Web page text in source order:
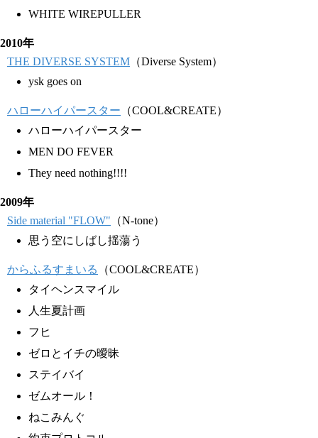
WHITE WIREPULLER
2010年
THE DIVERSE SYSTEM （Diverse System）
ysk goes on
ハローハイパースター （COOL&CREATE）
ハローハイパースター
MEN DO FEVER
They need nothing!!!!
2009年
Side material "FLOW" （N-tone）
思う空にしばし揺蕩う
からふるすまいる
（COOL&CREATE）
タイヘンスマイル
人生夏計画
フヒ
ゼロとイチの曖昧
ステイバイ
ゼムオール！
ねこみんぐ